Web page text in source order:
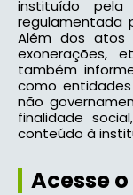
instituído
regulamentada
Além dos atos
exonerações,
também
como
não
finalidade
conteúdo à
Acesse